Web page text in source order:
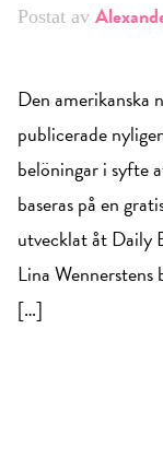
Postat av
Den
publicerade
belöningar i syfte
baseras på en
utvecklat åt Daily
Lina
[…]